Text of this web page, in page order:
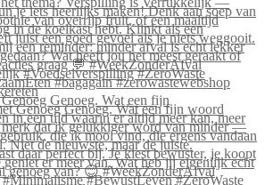
Genoeg. Wat een fijn